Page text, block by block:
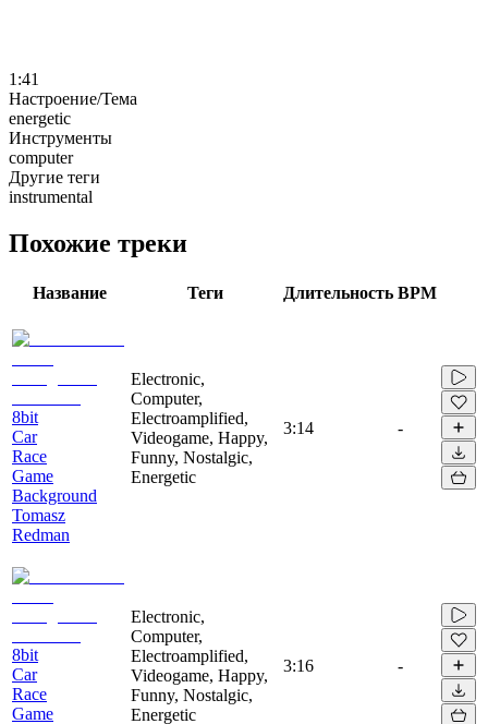
1:41
Настроение/Тема
energetic
Инструменты
computer
Другие теги
instrumental
Похожие треки
Название Теги Длительность BPM
8bit
Car
Race
Game
Background
Tomasz
Redman
Electronic,
Computer,
Electroamplified,
Videogame, Happy,
Funny, Nostalgic,
Energetic
3:14 -
8bit
Car
Race
Game
Electronic,
Computer,
Electroamplified,
Videogame, Happy,
Funny, Nostalgic,
Energetic
3:16 -